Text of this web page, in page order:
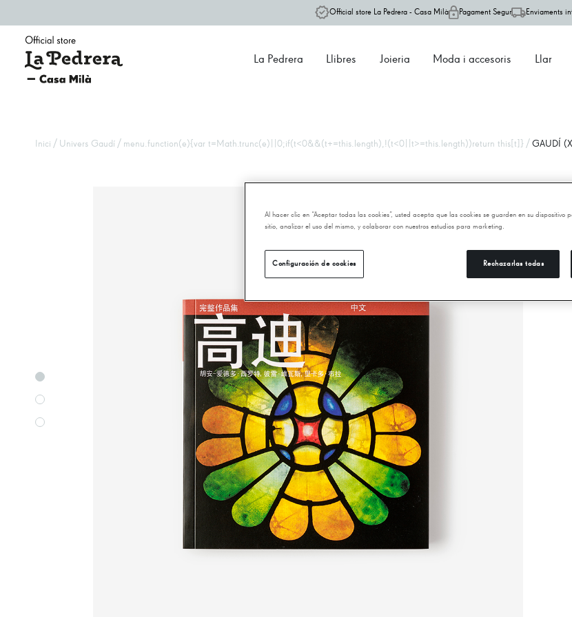
Official store La Pedrera - Casa Milà Pagament Segur Enviaments
La Pedrera Llibres Joieria Moda i accesoris Llar
Inici / Univers Gaudí / menu.function(e){var t=Math.trunc(e)||0;if(t<0&&(t+=this.length),!(t<0||t>=this.length))return this[t]} / GAUDÍ
Al hacer clic en “Aceptar todas las cookies”, usted acepta que las cookies se guarden en su dispositivo
sitio, analizar el uso del mismo, y colaborar con nuestros estudios para marketing.
Configuración de cookies Rechazarlas todas